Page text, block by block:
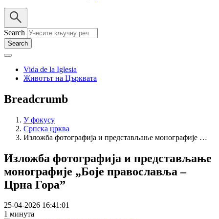
Search
Vida de la Iglesia
Животът на Църквата
Breadcrumb
У фокусу
Српска црква
Изложба фотографија и представљање монографије …
Изложба фотографија и представљање
монографије „Боје православља –
Црна Гора”
25-04-2026 16:41:01
1 минута